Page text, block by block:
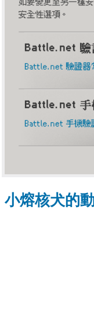
小熔核犬的